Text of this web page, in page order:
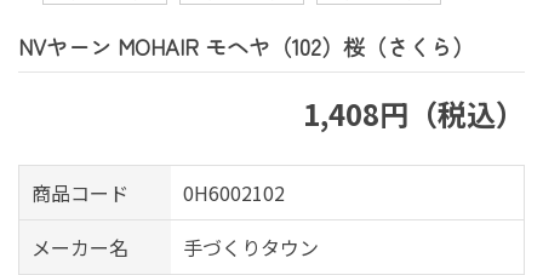
NVヤーン MOHAIR モヘヤ（102）桜（さくら）
1,408円（税込）
商品コード
0H6002102
メーカー名
手づくりタウン